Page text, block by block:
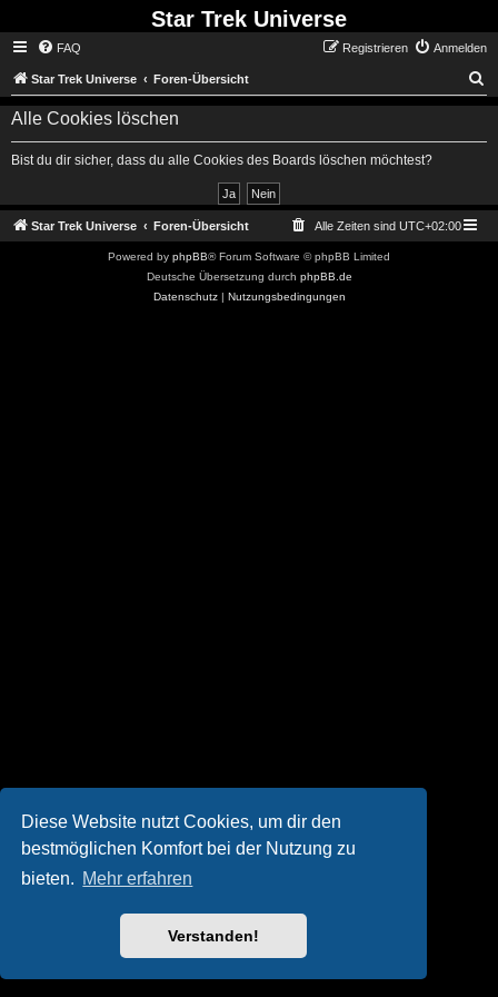
Diese Website nutzt Cookies, um dir den
bestmöglichen Komfort bei der Nutzung zu
bieten. Mehr erfahren
Verstanden!
Star Trek Universe
FAQ Anmelden
Registrieren
Star Trek Universe Foren-Übersicht
Alle Cookies löschen
Bist du dir sicher, dass du alle Cookies des Boards löschen möchtest?
Star Trek Universe Foren-Übersicht Alle Zeiten sind UTC+02:00
Powered by phpBB® Forum Software © phpBB Limited
Deutsche Übersetzung durch phpBB.de
Datenschutz| Nutzungsbedingungen